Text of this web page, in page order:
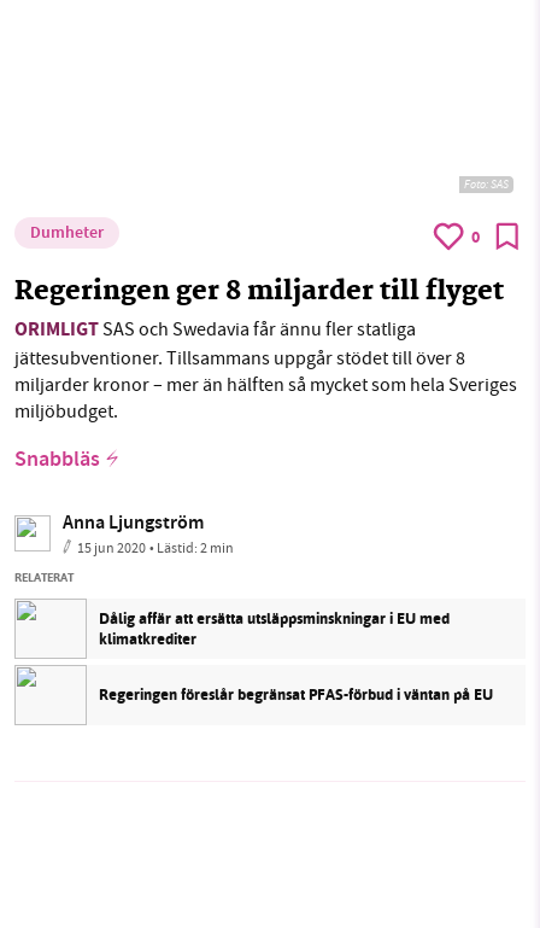
Foto:SAS
Dumheter 0
Regeringen ger 8 miljarder till flyget
ORIMLIGTSAS och Swedavia får ännu fler statliga
jättesubventioner. Tillsammans uppgår stödet till över 8
miljarder kronor – mer än hälften så mycket som hela Sveriges
miljöbudget.
Snabbläs
Anna Ljungström
15 jun 2020• Lästid:2 min
RELATERAT
Dålig affär att ersätta utsläppsminskningar i EU med
klimatkrediter
Regeringen föreslår begränsat PFAS-förbud i väntan på EU